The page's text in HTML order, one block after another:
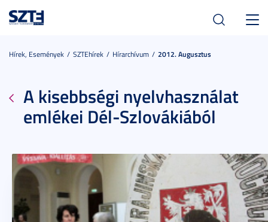
Hírek, Események SZTEhírek Hírarchívum 2012. Augusztus
A kisebbségi nyelvhasználat
emlékei Dél-Szlovákiából